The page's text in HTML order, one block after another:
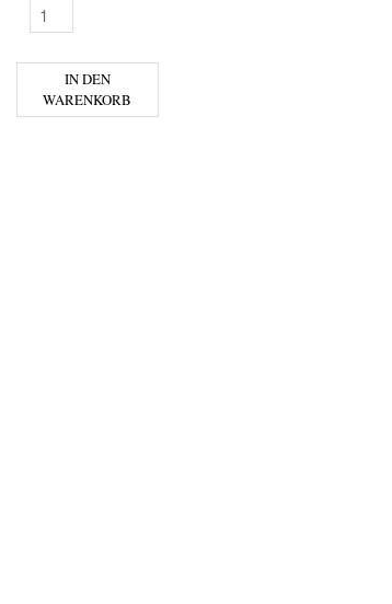
MOHRENBRÄU - KELLERBIER MENGE
IN DEN
WARENKORB